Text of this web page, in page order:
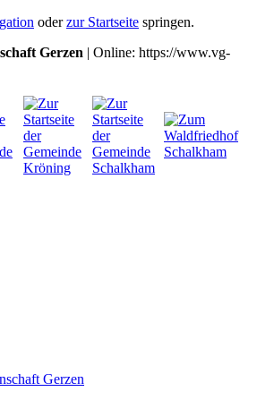
oderzur Startseite springen.
Gerzen | Online: https://www.vg-